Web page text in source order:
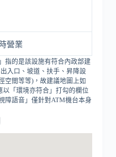
營業
指的是該設施有符合內政部建
入口、坡道、扶手、昇降設
空間等等)，故建議地圖上如
「環境亦符合」打勾的欄位
障語音」僅針對ATM機台本身